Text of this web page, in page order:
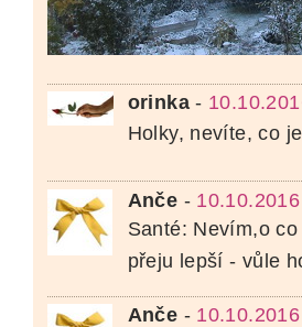
orinka-
Holky, nevíte, co
Anče -
Santé: Nevím,o
přeju lepší - vůle
Anče -